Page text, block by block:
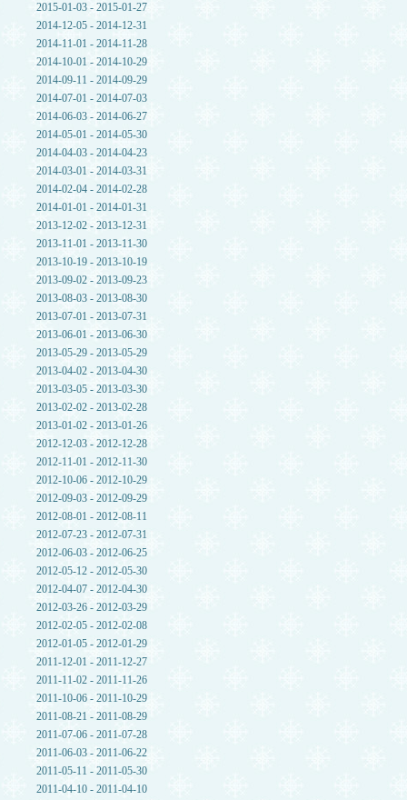
2015-01-03 - 2015-01-27
2014-12-05 - 2014-12-31
2014-11-01 - 2014-11-28
2014-10-01 - 2014-10-29
2014-09-11 - 2014-09-29
2014-07-01 - 2014-07-03
2014-06-03 - 2014-06-27
2014-05-01 - 2014-05-30
2014-04-03 - 2014-04-23
2014-03-01 - 2014-03-31
2014-02-04 - 2014-02-28
2014-01-01 - 2014-01-31
2013-12-02 - 2013-12-31
2013-11-01 - 2013-11-30
2013-10-19 - 2013-10-19
2013-09-02 - 2013-09-23
2013-08-03 - 2013-08-30
2013-07-01 - 2013-07-31
2013-06-01 - 2013-06-30
2013-05-29 - 2013-05-29
2013-04-02 - 2013-04-30
2013-03-05 - 2013-03-30
2013-02-02 - 2013-02-28
2013-01-02 - 2013-01-26
2012-12-03 - 2012-12-28
2012-11-01 - 2012-11-30
2012-10-06 - 2012-10-29
2012-09-03 - 2012-09-29
2012-08-01 - 2012-08-11
2012-07-23 - 2012-07-31
2012-06-03 - 2012-06-25
2012-05-12 - 2012-05-30
2012-04-07 - 2012-04-30
2012-03-26 - 2012-03-29
2012-02-05 - 2012-02-08
2012-01-05 - 2012-01-29
2011-12-01 - 2011-12-27
2011-11-02 - 2011-11-26
2011-10-06 - 2011-10-29
2011-08-21 - 2011-08-29
2011-07-06 - 2011-07-28
2011-06-03 - 2011-06-22
2011-05-11 - 2011-05-30
2011-04-10 - 2011-04-10